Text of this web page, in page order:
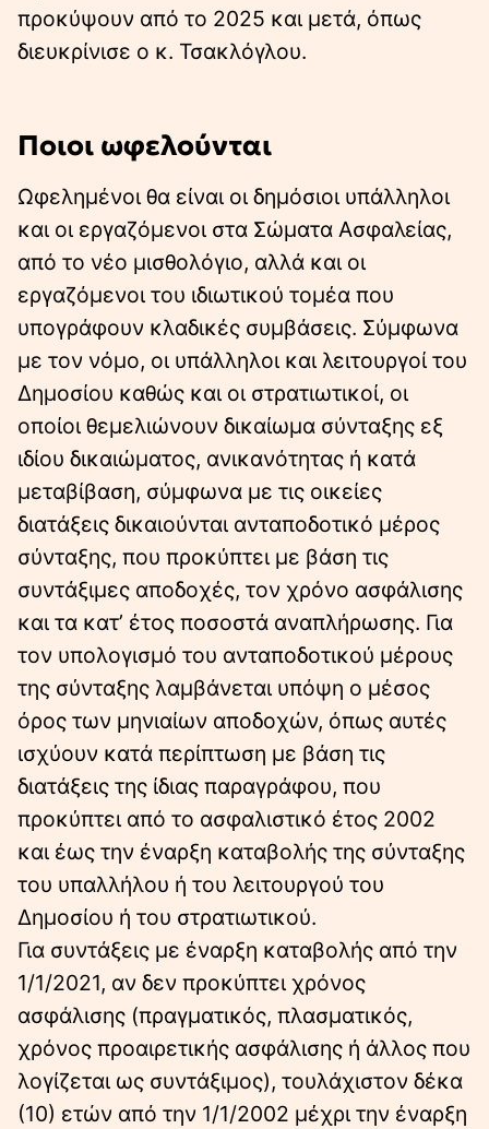
προκύψουν από το 2025 και µετά, όπως
διευκρίνισε ο κ. Τσακλόγλου.
Ποιοι ωφελούνται
Ωφεληµένοι θα είναι οι δηµόσιοι υπάλληλοι
και οι εργαζόµενοι στα Σώµατα Ασφαλείας,
από το νέο µισθολόγιο, αλλά και οι
εργαζόµενοι του ιδιωτικού τοµέα που
υπογράφουν κλαδικές συµβάσεις. Σύµφωνα
µε τον νόµο, οι υπάλληλοι και λειτουργοί του
∆ηµοσίου καθώς και οι στρατιωτικοί, οι
οποίοι θεµελιώνουν δικαίωµα σύνταξης εξ
ιδίου δικαιώµατος, ανικανότητας ή κατά
µεταβίβαση, σύµφωνα µε τις οικείες
διατάξεις δικαιούνται ανταποδοτικό µέρος
σύνταξης, που προκύπτει µε βάση τις
συντάξιµες αποδοχές, τον χρόνο ασφάλισης
και τα κατ’ έτος ποσοστά αναπλήρωσης. Για
τον υπολογισµό του ανταποδοτικού µέρους
της σύνταξης λαµβάνεται υπόψη ο µέσος
όρος των µηνιαίων αποδοχών, όπως αυτές
ισχύουν κατά περίπτωση µε βάση τις
διατάξεις της ίδιας παραγράφου, που
προκύπτει από το ασφαλιστικό έτος 2002
και έως την έναρξη καταβολής της σύνταξης
του υπαλλήλου ή του λειτουργού του
∆ηµοσίου ή του στρατιωτικού.
Για συντάξεις µε έναρξη καταβολής από την
1/1/2021, αν δεν προκύπτει χρόνος
ασφάλισης (πραγµατικός, πλασµατικός,
χρόνος προαιρετικής ασφάλισης ή άλλος που
λογίζεται ως συντάξιµος), τουλάχιστον δέκα
(10) ετών από την 1/1/2002 µέχρι την έναρξη